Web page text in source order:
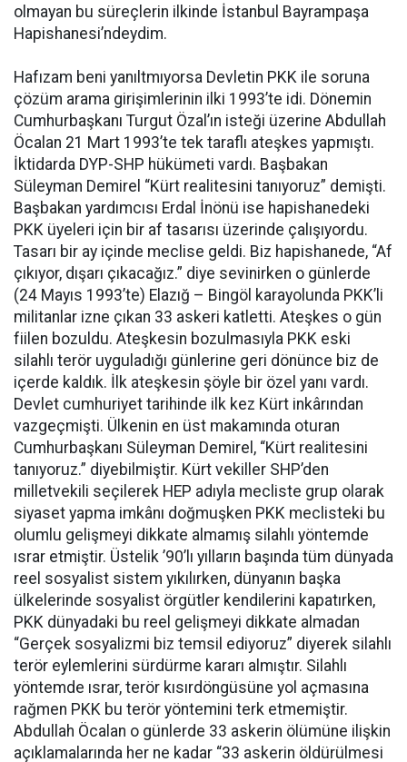
olmayan bu süreçlerin ilkinde İstanbul Bayrampaşa
Hapishanesi’ndeydim.
Hafızam beni yanıltmıyorsa Devletin PKK ile soruna
çözüm arama girişimlerinin ilki 1993’te idi. Dönemin
Cumhurbaşkanı Turgut Özal’ın isteği üzerine Abdullah
Öcalan 21 Mart 1993’te tek taraflı ateşkes yapmıştı.
İktidarda DYP-SHP hükümeti vardı. Başbakan
Süleyman Demirel “Kürt realitesini tanıyoruz” demişti.
Başbakan yardımcısı Erdal İnönü ise hapishanedeki
PKK üyeleri için bir af tasarısı üzerinde çalışıyordu.
Tasarı bir ay içinde meclise geldi. Biz hapishanede, “Af
çıkıyor, dışarı çıkacağız.” diye sevinirken o günlerde
(24 Mayıs 1993’te) Elazığ – Bingöl karayolunda PKK’li
militanlar izne çıkan 33 askeri katletti. Ateşkes o gün
fiilen bozuldu. Ateşkesin bozulmasıyla PKK eski
silahlı terör uyguladığı günlerine geri dönünce biz de
içerde kaldık. İlk ateşkesin şöyle bir özel yanı vardı.
Devlet cumhuriyet tarihinde ilk kez Kürt inkârından
vazgeçmişti. Ülkenin en üst makamında oturan
Cumhurbaşkanı Süleyman Demirel, “Kürt realitesini
tanıyoruz.” diyebilmiştir. Kürt vekiller SHP’den
milletvekili seçilerek HEP adıyla mecliste grup olarak
siyaset yapma imkânı doğmuşken PKK meclisteki bu
olumlu gelişmeyi dikkate almamış silahlı yöntemde
ısrar etmiştir. Üstelik ’90’lı yılların başında tüm dünyada
reel sosyalist sistem yıkılırken, dünyanın başka
ülkelerinde sosyalist örgütler kendilerini kapatırken,
PKK dünyadaki bu reel gelişmeyi dikkate almadan
“Gerçek sosyalizmi biz temsil ediyoruz” diyerek silahlı
terör eylemlerini sürdürme kararı almıştır. Silahlı
yöntemde ısrar, terör kısırdöngüsüne yol açmasına
rağmen PKK bu terör yöntemini terk etmemiştir.
Abdullah Öcalan o günlerde 33 askerin ölümüne ilişkin
açıklamalarında her ne kadar “33 askerin öldürülmesi